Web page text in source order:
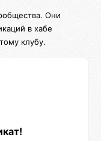
Они
в хабе
клубу.